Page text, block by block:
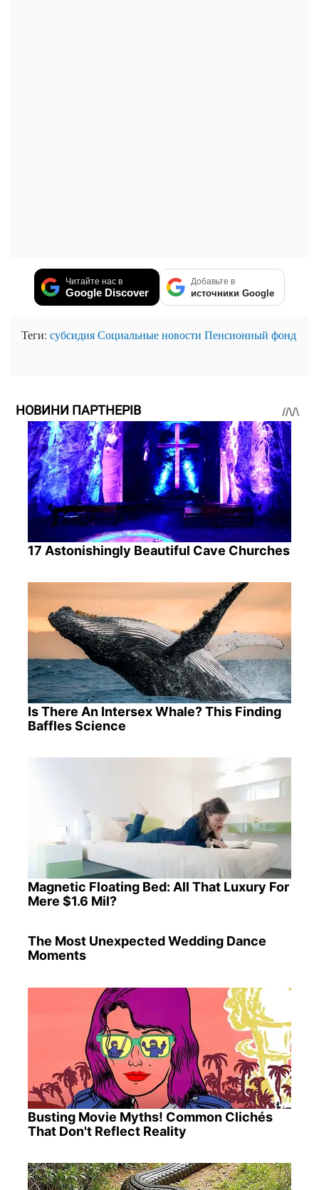
Читайте нас в
Google Discover
Добавьте в
источники Google
Теги: субсидияСоциальные новости Пенсионный фонд
НОВИНИ ПАРТНЕРІВ
17 Astonishingly Beautiful Cave Churches
Is There An Intersex Whale? This Finding
Baffles Science
Magnetic Floating Bed: All That Luxury For
Mere $1.6 Mil?
The Most Unexpected Wedding Dance
Moments
Busting Movie Myths! Common Clichés
That Don't Reflect Reality